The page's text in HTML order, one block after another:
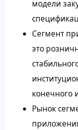
модели
Сегмент
это
конечного
Рынок